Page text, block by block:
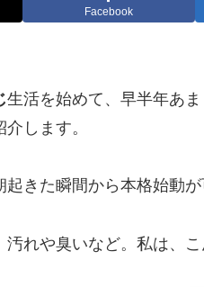
Facebook
生活を始めて、早半年あま
します。
きた瞬間から本格始動
れや臭いなど。私は、